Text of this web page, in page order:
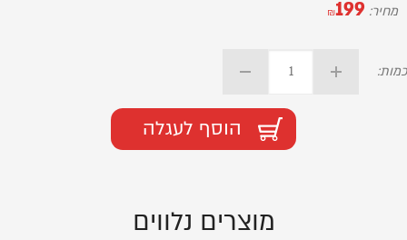
מחיר: 199
₪
כמות:
הוסף לעגלה
מוצרים נלווים